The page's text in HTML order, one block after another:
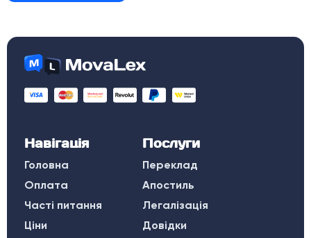
Навігація
Головна
Оплата
Часті питання
Ціни
Послуги
Переклад
Апостиль
Легалізація
Довідки